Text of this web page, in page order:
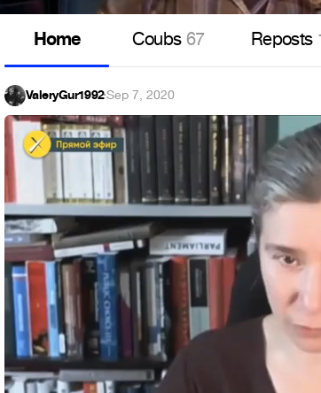
Home Coubs 67 Reposts
ValeryGur1992·Sep 7, 2020